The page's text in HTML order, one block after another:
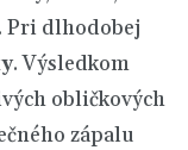
Pri dlhodobej
. Výsledkom
obličkových
zápalu